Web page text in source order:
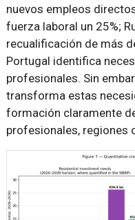
nuevos empleos
fuerza laboral un 25%;
recualificación de más
Portugal identifica
profesionales. Sin
transforma estas
formación claramente
profesionales, regiones